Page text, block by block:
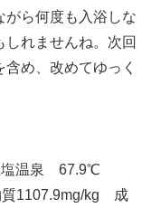
がら何度も入浴しな
れませんね。次回
め、改めてゆっく
塩温泉 67.9℃
1107.9mg/kg 成